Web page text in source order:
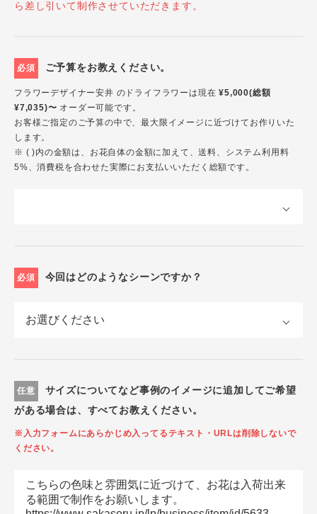
ら差し引いて制作させていただきます。
必須 ご予算をお教えください。
フラワーデザイナー安井 のドライフラワーは現在¥5,000(総額
¥7,035)〜 オーダー可能です。
お客様ご指定のご予算の中で、最大限イメージに近づけてお作りいた
します。
※ ( )内の金額は、お花自体の金額に加えて、送料、システム利用料
5%、消費税を合わせた実際にお支払いいただく総額です。
必須 今回はどのようなシーンですか？
任意
サイズについてなど事例のイメージに追加してご希望
がある場合は、すべてお教えください。
※入力フォームにあらかじめ入ってるテキスト・URLは削除しないで
ください。